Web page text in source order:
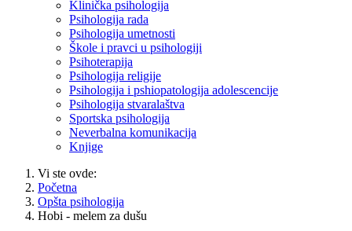
Klinička psihologija
Psihologija rada
Psihologija umetnosti
Škole i pravci u psihologiji
Psihoterapija
Psihologija religije
Psihologija i pshiopatologija adolescencije
Psihologija stvaralaštva
Sportska psihologija
Neverbalna komunikacija
Knjige
Vi ste ovde:
Početna
Opšta psihologija
Hobi - melem za dušu